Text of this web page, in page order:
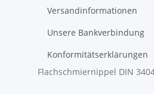
Versandinformationen
Unsere Bankverbindung
Konformitätserklärungen
Flachschmiernippel DIN